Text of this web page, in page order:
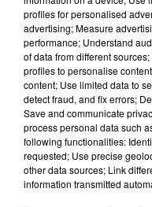
5 août 2026
Des assiettes
excès de plomb
Du plomb a été
céramique vendues
profiles for personalised
advertising; Measure
performance; Understand
of data from different
profiles to personalise
content; Use limited data to
detect fraud, and fix errors;
Save and communicate
process personal data such
following functionalities:
requested; Use precise
other data sources; Link
information transmitted